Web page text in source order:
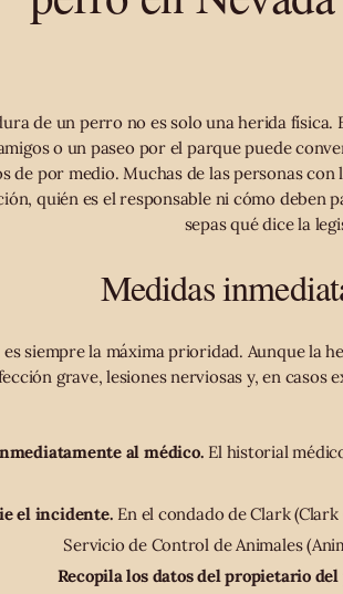
de un perro no es solo una herida
o un paseo por el parque puede
de por medio. Muchas de las personas
quién es el responsable ni cómo deben
sepas qué dice la
Medidas
siempre la máxima prioridad. Aunque la
grave, lesiones nerviosas y, en casos
al médico. El historial
el incidente. En el condado de Clark
Servicio de Control de Animales
Recopila los datos del propietario